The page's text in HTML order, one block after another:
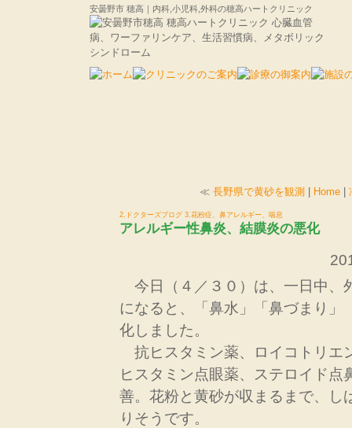
安曇野市 穂高｜内科,小児科,外科の穂高ハートクリニック
≪ 長野県で黄砂を観測 Home
2.ドクターズブログ 3.花粉症、鼻アレルギー、喘息
アレルギー性鼻炎、結膜炎の悪化
今日（４／３０）は、一日中、
になると、「鼻水」「鼻づまり」
化しました。
抗ヒスタミン薬、ロイコトリエ
ヒスタミン点眼薬、ステロイド点
善。花粉と黄砂が収まるまで、し
りそうです。